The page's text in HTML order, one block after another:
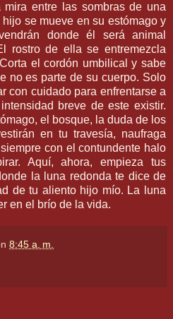
entre las sombras de una
se mueve en su estómago y
donde él será animal
rostro de ella se entremezcla
el cordón umbilical y sabe
no es parte de su cuerpo. Solo
con cuidado para enfrentarse a
breve de este existir.
el bosque, la duda de los
en tu travesía, naufraga
con el contundente halo
Aquí, ahora, empieza tus
la luna redonda te dice de
de tu aliento hijo mío. La luna
en el brío de la vida.
8:45 a. m.